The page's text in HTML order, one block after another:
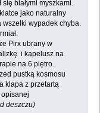
białymi myszkami.
jako naturalny
wszelki wypadek chyba.
Pirx ubrany w
i kapelusz na
na 6 piętro.
pustką kosmosu
klapa z przetartą
opisanej
deszczu)